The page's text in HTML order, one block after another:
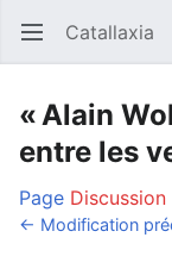
Ouvrir le menu principal Catallaxia
« Alain
entre les
Page Discussion
← Modification